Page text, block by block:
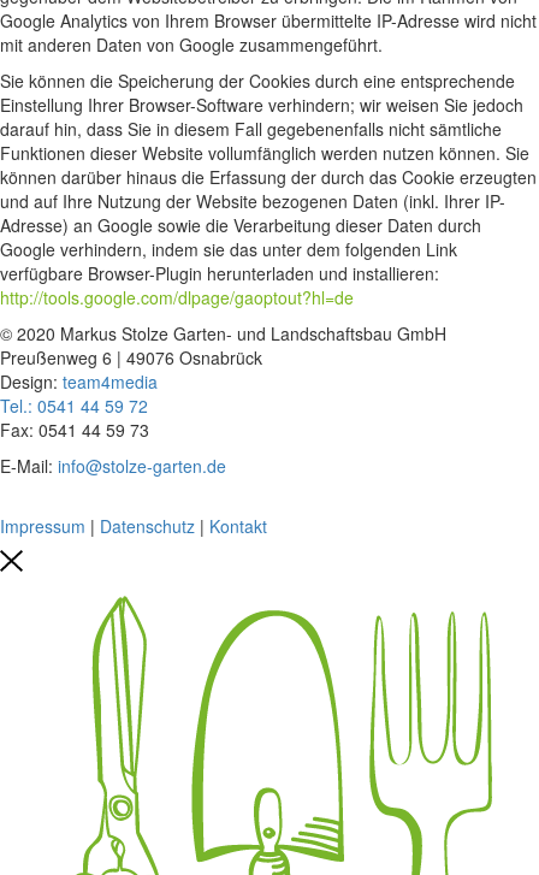
Google Analytics von Ihrem Browser übermittelte IP-Adresse wird nicht
mit anderen Daten von Google zusammengeführt.
Sie können die Speicherung der Cookies durch eine entsprechende
Einstellung Ihrer Browser-Software verhindern; wir weisen Sie jedoch
darauf hin, dass Sie in diesem Fall gegebenenfalls nicht sämtliche
Funktionen dieser Website vollumfänglich werden nutzen können. Sie
können darüber hinaus die Erfassung der durch das Cookie erzeugten
und auf Ihre Nutzung der Website bezogenen Daten (inkl. Ihrer IP-
Adresse) an Google sowie die Verarbeitung dieser Daten durch
Google verhindern, indem sie das unter dem folgenden Link
verfügbare Browser-Plugin herunterladen und installieren:
http://tools.google.com/dlpage/gaoptout?hl=de
© 2020 Markus Stolze Garten- und Landschaftsbau GmbH
Preußenweg 6 | 49076 Osnabrück
Design: team4media
Tel.: 0541 44 59 72
Fax: 0541 44 59 73
E-Mail: info@stolze-garten.de
Impressum | Datenschutz | Kontakt